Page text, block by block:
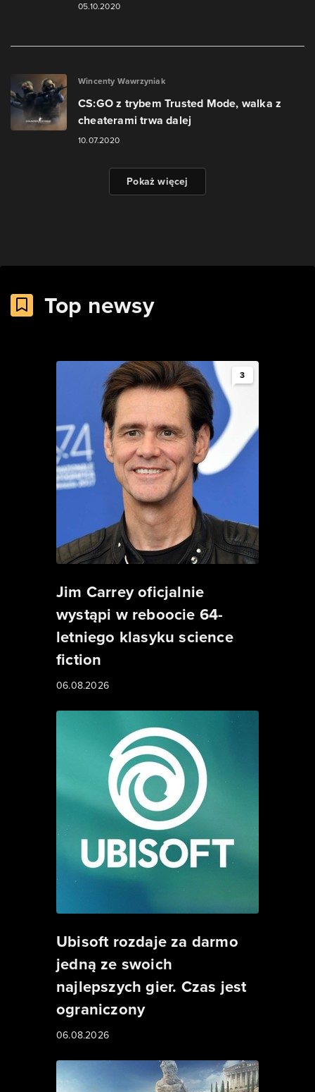
05.10.2020
Wincenty Wawrzyniak
CS:GO z trybem Trusted Mode, walka z
cheaterami trwa dalej
10.07.2020
Pokaż więcej
Top newsy
3
Jim Carrey oficjalnie
wystąpi w reboocie 64-
letniego klasyku science
fiction
06.08.2026
Ubisoft rozdaje za darmo
jedną ze swoich
najlepszych gier. Czas jest
ograniczony
06.08.2026